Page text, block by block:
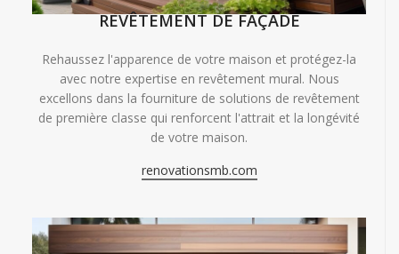
REVÊTEMENT DE FAÇADE
Rehaussez l'apparence de votre maison et protégez-la
avec notre expertise en revêtement mural. Nous
excellons dans la fourniture de solutions de revêtement
de première classe qui renforcent l'attrait et la longévité
de votre maison.
renovationsmb.com